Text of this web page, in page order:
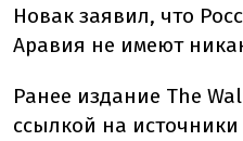
Новак заявил, что
Аравия не имеют
Ранее издание The
ссылкой на